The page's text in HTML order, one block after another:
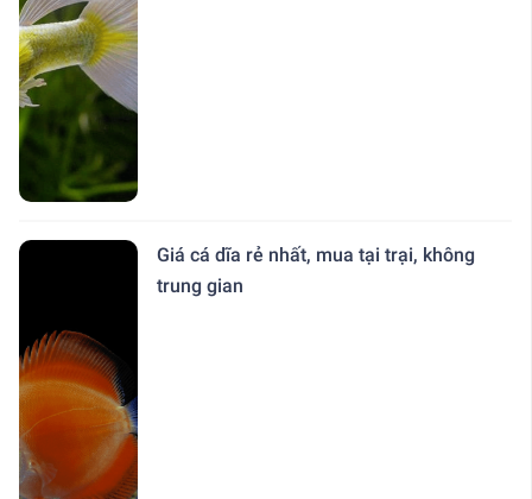
Giá cá dĩa rẻ nhất, mua tại trại, không
trung gian